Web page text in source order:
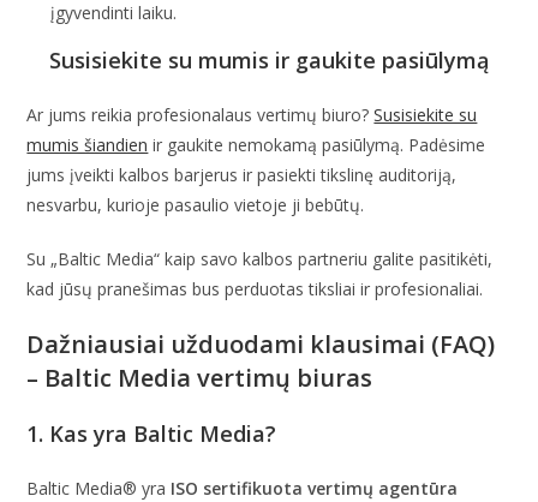
įgyvendinti laiku.
Susisiekite su mumis ir gaukite pasiūlymą
Ar jums reikia profesionalaus vertimų biuro?Susisiekite su
mumis šiandien ir gaukite nemokamą pasiūlymą. Padėsime
jums įveikti kalbos barjerus ir pasiekti tikslinę auditoriją,
nesvarbu, kurioje pasaulio vietoje ji bebūtų.
Su „Baltic Media“ kaip savo kalbos partneriu galite pasitikėti,
kad jūsų pranešimas bus perduotas tiksliai ir profesionaliai.
Dažniausiai užduodami klausimai (FAQ)
– Baltic Media vertimų biuras
1. Kas yra Baltic Media?
Baltic Media® yra ISO sertifikuota vertimų agentūra